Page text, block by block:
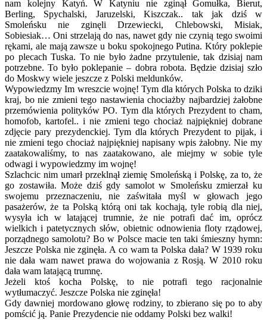
nam kolejny Katyń. W Katyniu nie zginął Gomułka, Bierut,
Berling, Spychalski, Jaruzelski, Kiszczak.. tak jak dziś w
Smoleńsku nie zginęli Drzewiecki, Chlebowski, Misiak,
Sobiesiak… Oni strzelają do nas, nawet gdy nie czynią tego swoimi
rękami, ale mają zawsze u boku spokojnego Putina. Który poklepie
po plecach Tuska. To nie było żadne przytulenie, tak dzisiaj nam
potrzebne. To było poklepanie – dobra robota. Będzie dzisiaj szło
do Moskwy wiele jeszcze z Polski meldunków.
Wypowiedzmy Im wreszcie wojnę! Tym dla których Polska to dziki
kraj, bo nie zmieni tego nastawienia chociażby najbardziej żałobne
przemówienia polityków PO. Tym dla których Prezydent to cham,
homofob, kartofel.. i nie zmieni tego chociaż najpiękniej dobrane
zdjęcie pary prezydenckiej. Tym dla których Prezydent to pijak, i
nie zmieni tego chociaż najpiękniej napisany wpis żałobny. Nie my
zaatakowaliśmy, to nas zaatakowano, ale miejmy w sobie tyle
odwagi i wypowiedzmy im wojnę!
Szlachcic nim umarł przeklnął ziemię Smoleńską i Polskę, za to, że
go zostawiła. Może dziś gdy samolot w Smoleńsku zmierzał ku
swojemu przeznaczeniu, nie zaświtała myśl w głowach jego
pasażerów, że ta Polską którą oni tak kochają, tyle robią dla niej,
wysyła ich w latającej trumnie, że nie potrafi dać im, oprócz
wielkich i patetycznych słów, obietnic odnowienia floty rządowej,
porządnego samolotu? Bo w Polsce macie ten taki śmieszny hymn:
Jeszcze Polska nie zginęła. A co wam ta Polska dała? W 1939 roku
nie dała wam nawet prawa do wojowania z Rosją. W 2010 roku
dała wam latającą trumnę.
Jeżeli ktoś kocha Polskę, to nie potrafi tego racjonalnie
wytłumaczyć. Jeszcze Polska nie zginęła!
Gdy dawniej mordowano głowę rodziny, to zbierano się po to aby
pomścić ją. Panie Prezydencie nie oddamy Polski bez walki!